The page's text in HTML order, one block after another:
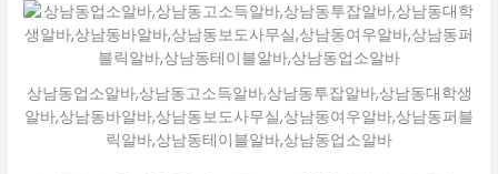
상남동업소알바,상남동고소득알바,상남동투잡알바,상남동대학생
알바,상남동바알바,상남동보도사무실,상남동여우알바,상남동퍼블
릭알바,상남동테이블알바,상남동업소알바